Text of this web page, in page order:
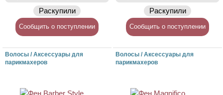
Раскупили
Сообщить о поступлении
Раскупили
Сообщить о поступлении
Волосы / Аксессуары для
парикмахеров
Волосы / Аксессуары для
парикмахеров